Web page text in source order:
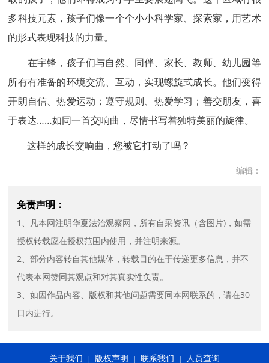
多科技元素，孩子们像一个个小小科学家、探索家，用艺术
的形式表现科技的力量。
在宇锋，孩子们与自然、同伴、家长、教师、幼儿园等
所有有准备的环境交流、互动，实现螺旋式成长。他们变得
开朗自信、热爱运动；遵守规则、热爱学习；善交朋友，喜
于表达……如同一首交响曲，尽情书写着独特美丽的旋律。
这样的成长交响曲，您被它打动了吗？
编辑：
免责声明：
1、凡本网注明华夏法治观察网，所有自采资讯（含图片)，如需
授权转载应在授权范围内使用，并注明来源。
2、部分内容转自其他媒体，转载目的在于传递更多信息，并不
代表本网赞同其观点和对其真实性负责。
3、如因作品内容、版权和其他问题需要同本网联系的，请在30
日内进行。
关于我们 版权声明 联系我们 人员查询